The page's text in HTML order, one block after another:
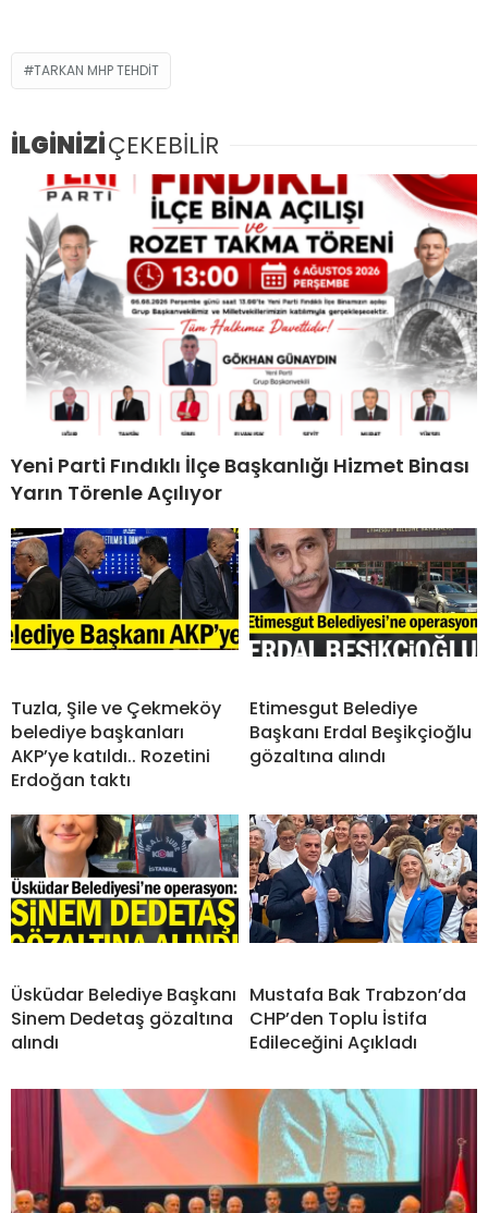
TARKAN MHP TEHDIT
İLGİNİZİÇEKEBİLİR
Yeni Parti Fındıklı İlçe Başkanlığı Hizmet Binası
Yarın Törenle Açılıyor
Tuzla, Şile ve Çekmeköy
belediye başkanları
AKP’ye katıldı.. Rozetini
Erdoğan taktı
Etimesgut Belediye
Başkanı Erdal Beşikçioğlu
gözaltına alındı
Üsküdar Belediye Başkanı
Sinem Dedetaş gözaltına
alındı
Mustafa Bak Trabzon’da
CHP’den Toplu İstifa
Edileceğini Açıkladı